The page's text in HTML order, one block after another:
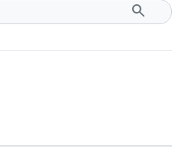
search